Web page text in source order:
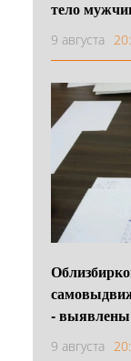
тело
9 августа
-
9 августа